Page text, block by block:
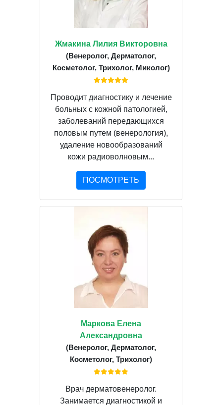
Жмакина Лилия Викторовна
(Венеролог, Дерматолог,
Косметолог, Трихолог, Миколог)
Проводит диагностику и лечение
больных с кожной патологией,
заболеваний передающихся
половым путем (венерология),
удаление новообразований
кожи радиоволновым...
ПОСМОТРЕТЬ
Маркова Елена
Александровна
(Венеролог, Дерматолог,
Косметолог, Трихолог)
Врач дерматовенеролог.
Занимается диагностикой и